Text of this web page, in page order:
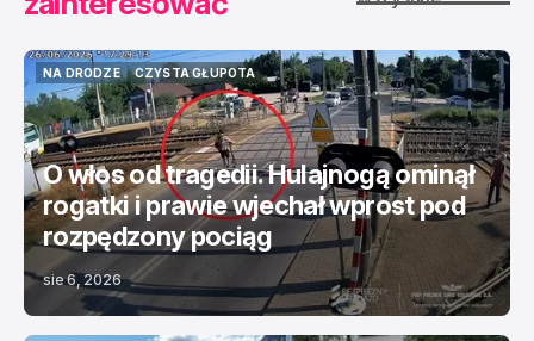
NA DRODZE
NA DRODZE
CZYSTA GŁUPOTA
CZYSTA GŁUPOTA
O włos od tragedii. Hulajnogą ominął
rogatki i prawie wjechał wprost pod
rozpędzony pociąg
sie 6, 2026